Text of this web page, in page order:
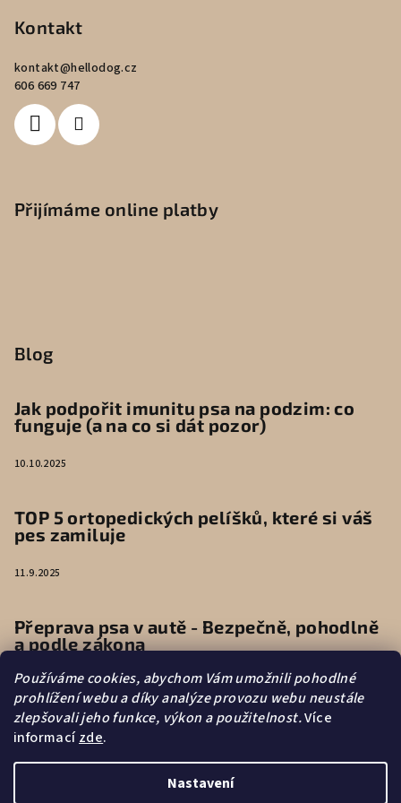
Používáme cookies, abychom Vám umožnili pohodlné
prohlížení webu a díky analýze provozu webu neustále
zlepšovali jeho funkce, výkon a použitelnost.Více
informacízde.
Nastavení
Kontakt
kontakt@hellodog.cz
606 669 747
Přijímáme online platby
Blog
Jak podpořit imunitu psa na podzim: co
funguje (a na co si dát pozor)
10.10.2025
TOP 5 ortopedických pelíšků, které si váš
pes zamiluje
11.9.2025
Přeprava psa v autě - Bezpečně, pohodlně
a podle zákona
9.6.2025